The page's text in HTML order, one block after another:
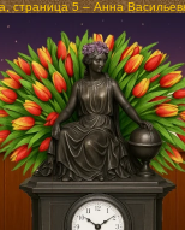
страница 5 – Анна